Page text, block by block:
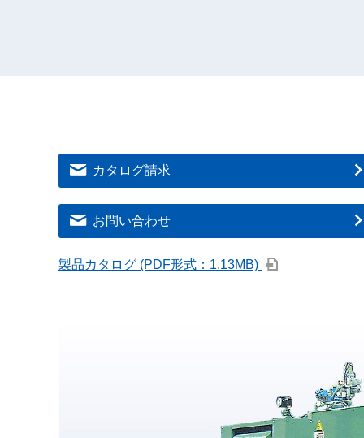
カタログ請求
お問い合わせ
製品カタログ (PDF形式：1.13MB)